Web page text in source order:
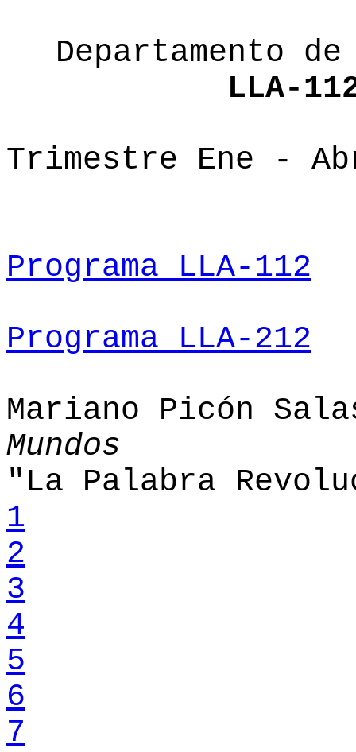
Departamento
LLA-
Trimestre Ene -
Programa LLA-112
Programa LLA-212
Mariano Picón
Mundos
"La Palabra
1
2
3
4
5
6
7